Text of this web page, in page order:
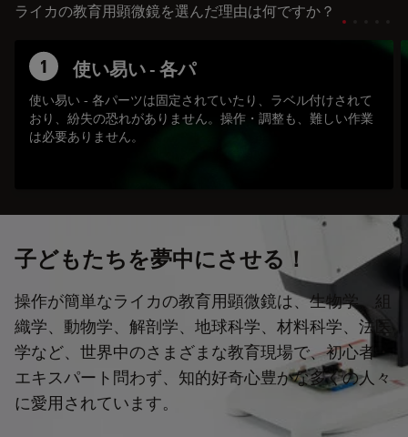
ライカの教育用顕微鏡を選んだ理由は何ですか？
1 使い易い - 各パ
使い易い - 各パーツは固定されていたり、ラベル付けされて
おり、紛失の恐れがありません。操作・調整も、難しい作業
は必要ありません。
子どもたちを夢中にさせる！
操作が簡単なライカの教育用顕微鏡は、生物学、組
織学、動物学、解剖学、地球科学、材料科学、法医
学など、世界中のさまざまな教育現場で、初心者・
エキスパート問わず、知的好奇心豊かな多くの人々
に愛用されています。